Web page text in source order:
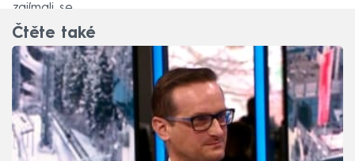
zajímali se.
Čtěte také